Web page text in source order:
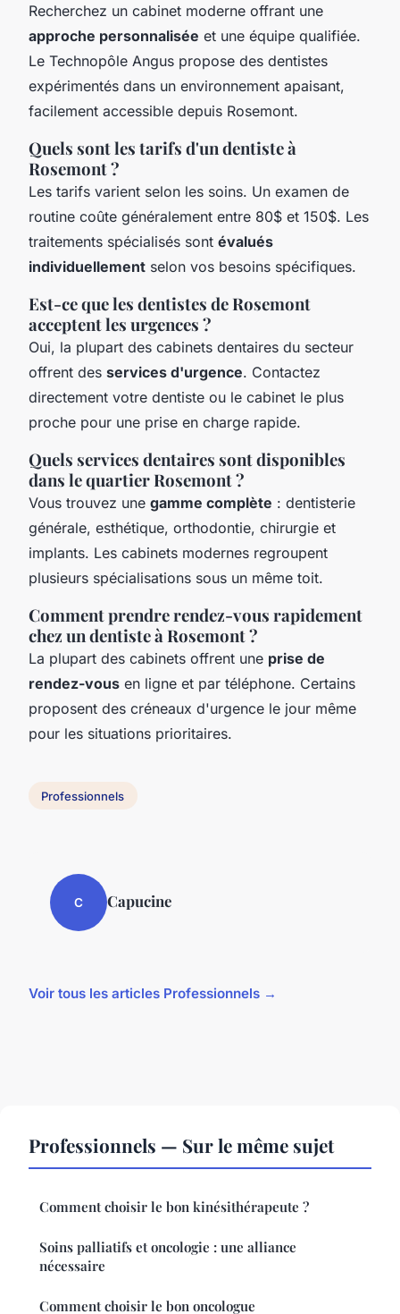
Recherchez un cabinet moderne offrant une
approche personnalisée et une équipe qualifiée.
Le Technopôle Angus propose des dentistes
expérimentés dans un environnement apaisant,
facilement accessible depuis Rosemont.
Quels sont les tarifs d'un dentiste à
Rosemont ?
Les tarifs varient selon les soins. Un examen de
routine coûte généralement entre 80$ et 150$. Les
traitements spécialisés sont évalués
individuellement selon vos besoins spécifiques.
Est-ce que les dentistes de Rosemont
acceptent les urgences ?
Oui, la plupart des cabinets dentaires du secteur
offrent des services d'urgence. Contactez
directement votre dentiste ou le cabinet le plus
proche pour une prise en charge rapide.
Quels services dentaires sont disponibles
dans le quartier Rosemont ?
Vous trouvez une gamme complète : dentisterie
générale, esthétique, orthodontie, chirurgie et
implants. Les cabinets modernes regroupent
plusieurs spécialisations sous un même toit.
Comment prendre rendez-vous rapidement
chez un dentiste à Rosemont ?
La plupart des cabinets offrent une prise de
rendez-vous en ligne et par téléphone. Certains
proposent des créneaux d'urgence le jour même
pour les situations prioritaires.
Professionnels
C Capucine
Voir tous les articles Professionnels →
Professionnels — Sur le même sujet
Comment choisir le bon kinésithérapeute ?
Soins palliatifs et oncologie : une alliance
nécessaire
Comment choisir le bon oncologue